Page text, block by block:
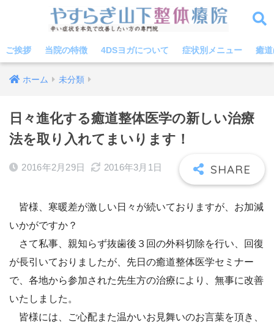
ご挨拶 当院の特徴 4DSヨガについて 症状別メニュー 癒
ホーム 未分類
日々進化する癒道整体医学の新しい治療
法を取り入れてまいります！
2016年2月29日 2016年3月1日
皆様、寒暖差が激しい日々が続いておりますが、お加減
いかがですか？
さて私事、親知らず抜歯後３回の外科切除を行い、回復
が長引いておりましたが、先日の癒道整体医学セミナー
で、各地から参加された先生方の治療により、無事に改善
いたしました。
皆様には、ご心配また温かいお見舞いのお言葉を頂き、